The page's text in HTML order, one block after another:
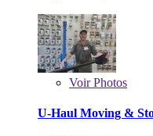
VoirPhotos
U-Haul Moving &